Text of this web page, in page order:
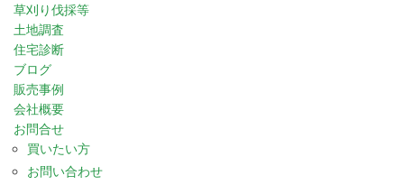
草刈り伐採等
土地調査
住宅診断
ブログ
販売事例
会社概要
お問合せ
買いたい方
お問い合わせ